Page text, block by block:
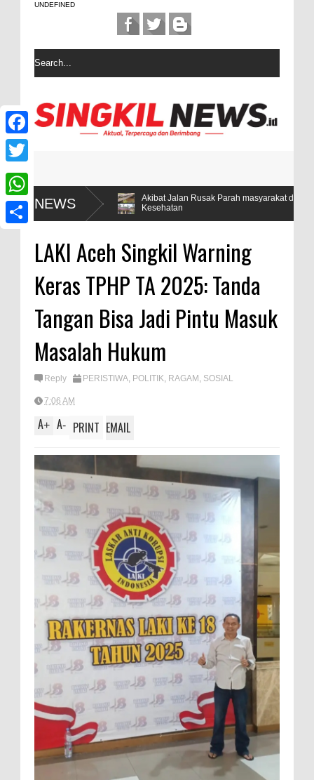
UNDEFINED
NEWS
5
Akibat Jalan Rusak Parah masyarakat desa Sintuban
Kesehatan
LAKI Aceh Singkil Warning
Keras TPHP TA 2025: Tanda
Tangan Bisa Jadi Pintu Masuk
Masalah Hukum
Reply PERISTIWA, POLITIK, RAGAM , SOSIAL
7:06 AM
A+ A- PRINT EMAIL
F
c
e
T
w
W
h